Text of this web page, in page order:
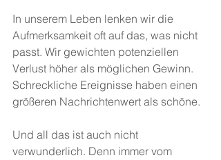
In unserem Leben lenken wir die
Aufmerksamkeit oft auf das, was nicht
passt. Wir gewichten potenziellen
Verlust höher als möglichen Gewinn.
Schreckliche Ereignisse haben einen
größeren Nachrichtenwert als schöne.
Und all das ist auch nicht
verwunderlich. Denn immer vom